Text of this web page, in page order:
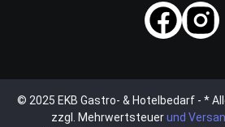
© 2025 EKB Gastro- & Hotelbedarf - *
zzgl. Mehrwertsteuerund